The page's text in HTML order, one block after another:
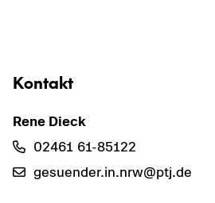
Kon­takt
Rene Dieck
02461 61-​85122
ge­su­en­der.in.nrw@ptj.de